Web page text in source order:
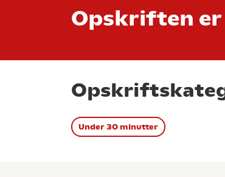
Opskriften
Under 30 minutter